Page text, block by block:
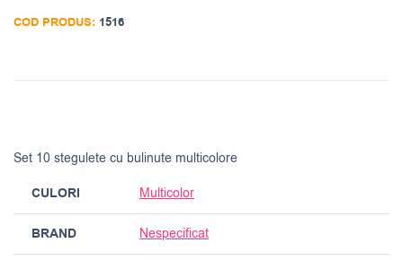
COD PRODUS: 1516
Set 10 stegulete cu bulinute multicolore
CULORI Multicolor
BRAND Nespecificat